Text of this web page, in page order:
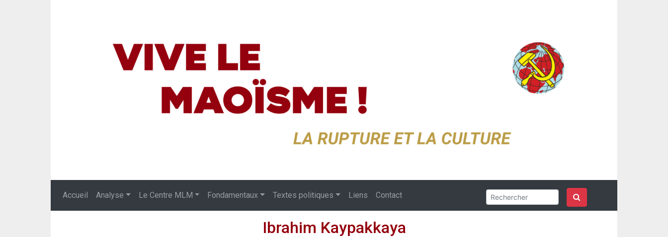
Accueil Analyse Le Centre MLM Fondamentaux Textes politiques Liens Contact
Ibrahim Kaypakkaya